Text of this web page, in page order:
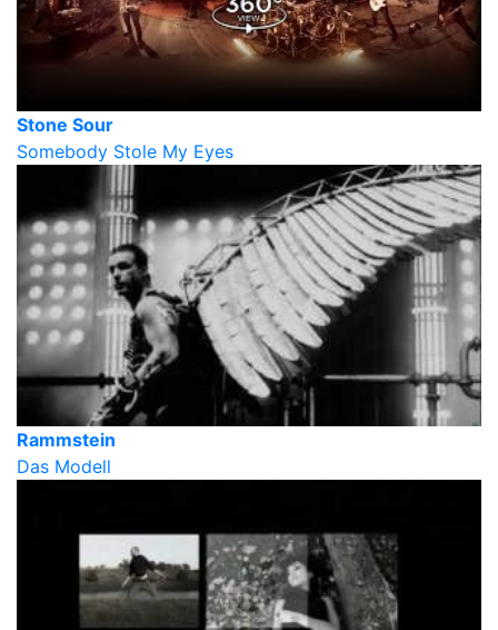
Stone Sour
Somebody Stole My Eyes
Rammstein
Das Modell